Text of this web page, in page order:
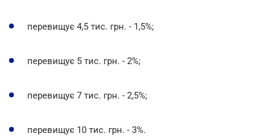
перевищує 4,5 тис. грн. - 1,5%;
перевищує 5 тис. грн. - 2%;
перевищує 7 тис. грн. - 2,5%;
перевищує 10 тис. грн. - 3%.